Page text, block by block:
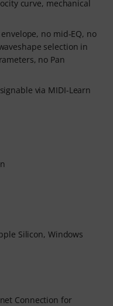
curve, mechanical
no mid-EQ, no
selection in
no Pan
via MIDI-Learn
Silicon, Windows
Connection for